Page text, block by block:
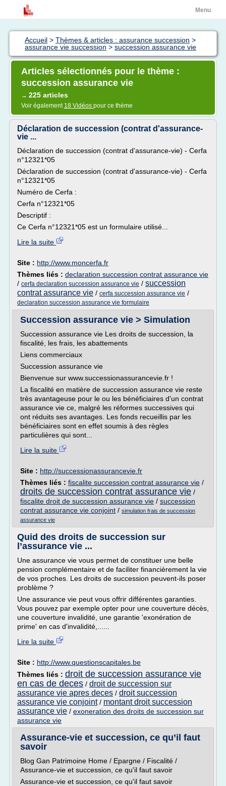
Menu
Accueil > Thèmes & articles : assurance succession >
assurance vie succession > succession assurance vie
Articles sélectionnés pour le thème :
succession assurance vie
→ 225 articles
Voir également 18 Vidéos pour ce thème
Déclaration de succession (contrat d'assurance-
vie ...
Déclaration de succession (contrat d'assurance-vie) - Cerfa
n°12321*05
Déclaration de succession (contrat d'assurance-vie) - Cerfa
n°12321*05
Numéro de Cerfa :
Cerfa n°12321*05
Descriptif :
Ce Cerfa n°12321*05 est un formulaire utilisé...
Lire la suite
Site : http://www.moncerfa.fr
Thèmes liés : declaration succession contrat assurance vie
/ cerfa declaration succession assurance vie / succession
contrat assurance vie / cerfa succession assurance vie /
declaration succession assurance vie formulaire
Succession assurance vie > Simulation
Succession assurance vie Les droits de succession, la
fiscalité, les frais, les abattements
Liens commerciaux
Succession assurance vie
Bienvenue sur www.successionassurancevie.fr !
La fiscalité en matière de succession assurance vie reste
très avantageuse pour le ou les bénéficiaires d'un contrat
assurance vie ce, malgré les réformes successives qui
ont réduits ses avantages. Les fonds recueillis par les
bénéficiaires sont en effet soumis à des règles
particulières qui sont...
Lire la suite
Site : http://successionassurancevie.fr
Thèmes liés : fiscalite succession contrat assurance vie /
droits de succession contrat assurance vie /
fiscalite droit de succession assurance vie / succession
contrat assurance vie conjoint / simulation frais de succession
assurance vie
Quid des droits de succession sur
l’assurance vie ...
Une assurance vie vous permet de constituer une belle
pension complémentaire et de faciliter financièrement la vie
de vos proches. Les droits de succession peuvent-ils poser
problème ?
Une assurance vie peut vous offrir différentes garanties.
Vous pouvez par exemple opter pour une couverture décès,
une couverture invalidité, une garantie 'exonération de
prime' en cas d'invalidité,......
Lire la suite
Site : http://www.questionscapitales.be
Thèmes liés : droit de succession assurance vie
en cas de deces / droit de succession sur
assurance vie apres deces / droit succession
assurance vie conjoint/ montant droit succession
assurance vie / exoneration des droits de succession sur
assurance vie
Assurance-vie et succession, ce qu’il faut
savoir
Blog Gan Patrimoine Home / Epargne / Fiscalité /
Assurance-vie et succession, ce qu'il faut savoir
Assurance-vie et succession, ce qu'il faut savoir